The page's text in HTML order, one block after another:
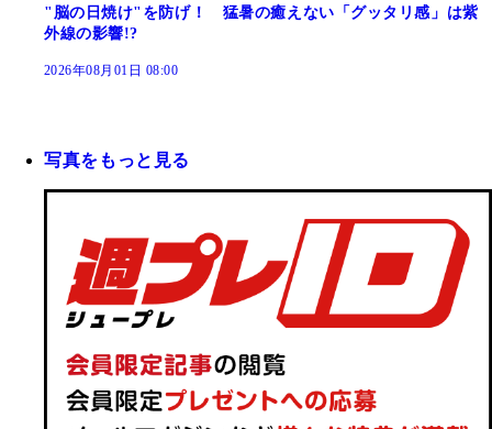
"脳の日焼け"を防げ！ 猛暑の癒えない「グッタリ感」は紫
外線の影響!?
2026年08月01日 08:00
写真をもっと見る